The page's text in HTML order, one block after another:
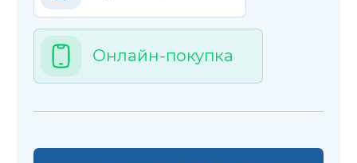
Онлайн-покупка